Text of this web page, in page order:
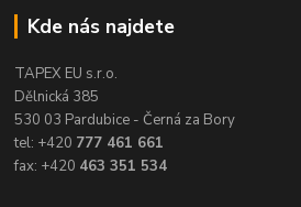
Kde nás najdete
TAPEX EU s.r.o.
Dělnická 385
530 03 Pardubice - Černá za Bory
tel: +420 777 461 661
fax: +420 463 351 534